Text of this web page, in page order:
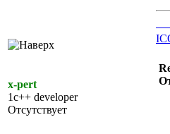
x-pert
1c++ developer
Отсутствует